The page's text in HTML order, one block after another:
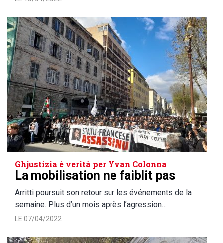
Ghjustizia è verità per Yvan Colonna
La mobilisation ne faiblit pas
Arritti poursuit son retour sur les événements de la
semaine. Plus d’un mois après l’agression…
LE 07/04/2022